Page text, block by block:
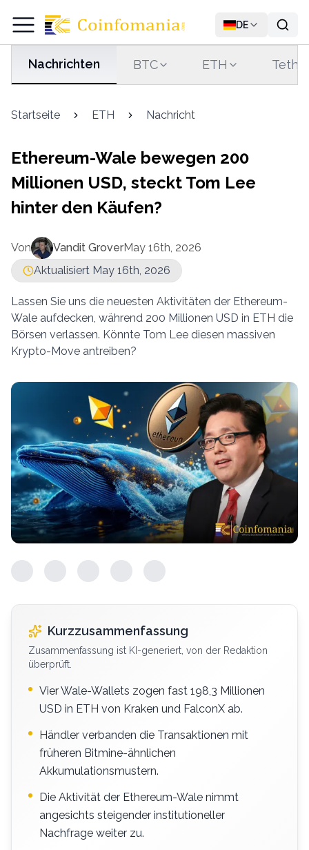
DE
Nachrichten BTC ETH
Startseite ETH Nachricht
Ethereum-Wale bewegen 200
Millionen USD, steckt Tom Lee
hinter den Käufen?
Von Vandit GroverMay 16th, 2026
Aktualisiert May 16th, 2026
Lassen Sie uns die neuesten Aktivitäten der Ethereum-
Wale aufdecken, während 200 Millionen USD in ETH die
Börsen verlassen. Könnte Tom Lee diesen massiven
Krypto-Move antreiben?
Kurzzusammenfassung
Zusammenfassung ist KI-generiert, von der Redaktion
überprüft.
Vier Wale-Wallets zogen fast 198,3 Millionen
USD in ETH von Kraken und FalconX ab.
Händler verbanden die Transaktionen mit
früheren Bitmine-ähnlichen
Akkumulationsmustern.
Die Aktivität der Ethereum-Wale nimmt
angesichts steigender institutioneller
Nachfrage weiter zu.